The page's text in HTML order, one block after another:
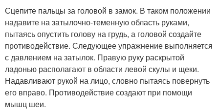
Сцепите пальцы за головой в замок. В таком положении
надавите на затылочно-теменную область руками,
пытаясь опустить голову на грудь, а головой создайте
противодействие. Следующее упражнение выполняется
с давлением на затылок. Правую руку раскрытой
ладонью располагают в области левой скулы и щеки.
Надавливают рукой на лицо, словно пытаясь повернуть
его вправо. Противодействие создают при помощи
мышц шеи.